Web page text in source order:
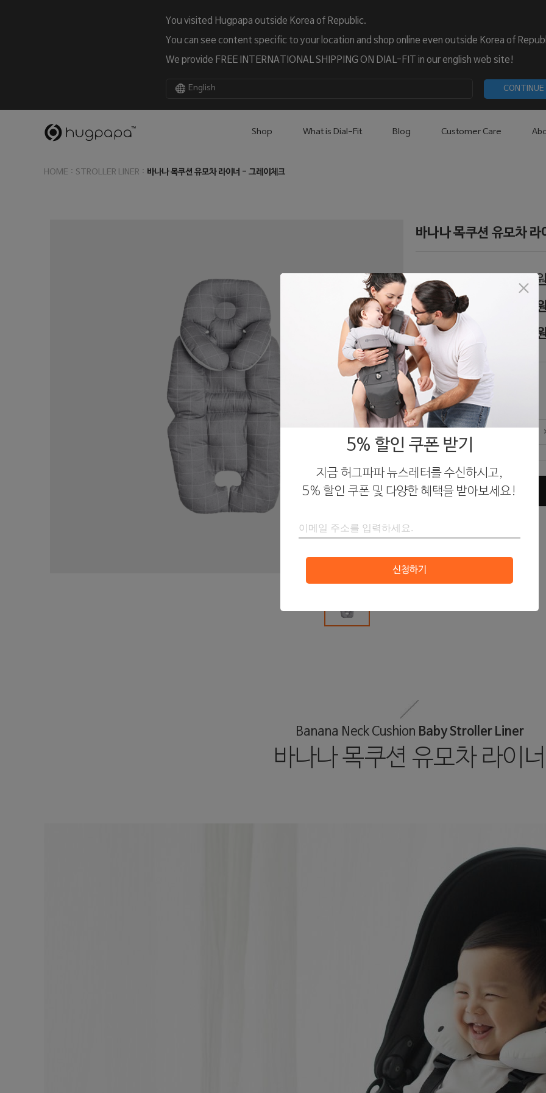
You visited Hugpapa outside Korea of Republic.
You can see content specific to your location and shop online even outside Korea of
We provide FREE INTERNATIONAL SHIPPING ON DIAL-FIT in our english web site!
English CONTINUE
Shop What is Dial-Fit Blog Customer Care
HOME : STROLLER LINER : 바나나 목쿠션 유모차 라이너 - 그레이체크
바나나 목쿠션 유모차
판매가 46,000원
할인가 35,000원
회원가 33,250원
색상
구매하기
Banana Neck Cushion Baby Stroller Liner
바나나 목쿠션 유모차 라이너
5% 할인 쿠폰 받기
지금 허그파파 뉴스레터를 수신하시고,
5% 할인 쿠폰 및 다양한 혜택을 받아보세요!
신청하기